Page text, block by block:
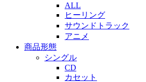
ALL
ヒーリング
サウンドトラック
アニメ
商品形態
シングル
CD
カセット